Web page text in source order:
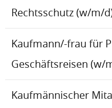
Rechtsschutz (w/m/
Kaufmann/-frau für
Geschäftsreisen (w/
Kaufmännischer